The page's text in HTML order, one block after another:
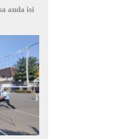
anda isi